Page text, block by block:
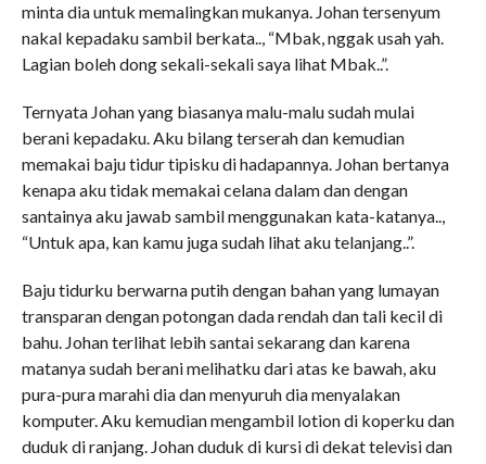
minta dia untuk memalingkan mukanya. Johan tersenyum
nakal kepadaku sambil berkata.., “Mbak, nggak usah yah.
Lagian boleh dong sekali-sekali saya lihat Mbak..”.
Ternyata Johan yang biasanya malu-malu sudah mulai
berani kepadaku. Aku bilang terserah dan kemudian
memakai baju tidur tipisku di hadapannya. Johan bertanya
kenapa aku tidak memakai celana dalam dan dengan
santainya aku jawab sambil menggunakan kata-katanya..,
“Untuk apa, kan kamu juga sudah lihat aku telanjang..”.
Baju tidurku berwarna putih dengan bahan yang lumayan
transparan dengan potongan dada rendah dan tali kecil di
bahu. Johan terlihat lebih santai sekarang dan karena
matanya sudah berani melihatku dari atas ke bawah, aku
pura-pura marahi dia dan menyuruh dia menyalakan
komputer. Aku kemudian mengambil lotion di koperku dan
duduk di ranjang. Johan duduk di kursi di dekat televisi dan